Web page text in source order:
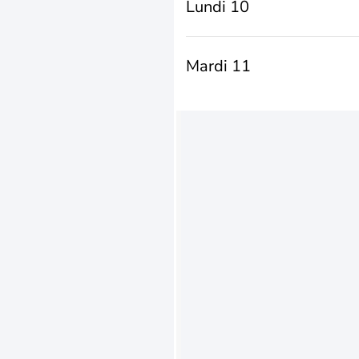
Lundi 10
Mardi 11